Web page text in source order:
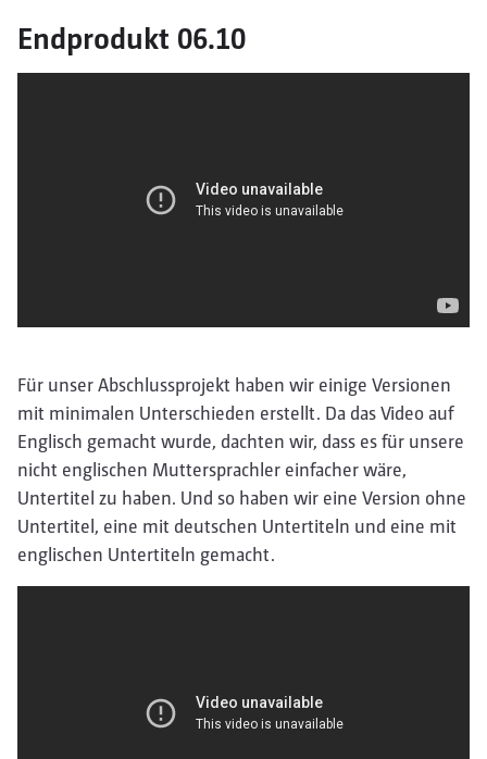
Endprodukt 06.10
Für unser Abschlussprojekt haben wir einige Versionen
mit minimalen Unterschieden erstellt. Da das Video auf
Englisch gemacht wurde, dachten wir, dass es für unsere
nicht englischen Muttersprachler einfacher wäre,
Untertitel zu haben. Und so haben wir eine Version ohne
Untertitel, eine mit deutschen Untertiteln und eine mit
englischen Untertiteln gemacht.